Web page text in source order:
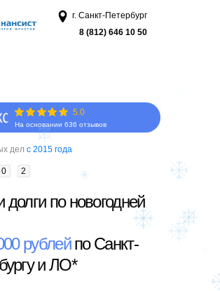
г. Санкт-Петербург
8 (812) 646 10 50
дел c 2015 года
2
0
На основании 636 отзывов
5.0
по новогодней
рублейпо Санкт-
и ЛО*